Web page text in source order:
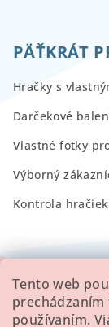
Tento web
používaním.
PÄŤKRÁT
Hračky s
Darčekové
Vlastné fotky
Výborný
Kontrola
RECENZIE
Všetky